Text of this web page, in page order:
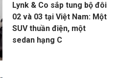
Lynk & Co sắp tung bộ đôi
02 và 03 tại Việt Nam: Một
SUV thuần điện, một
sedan hạng C